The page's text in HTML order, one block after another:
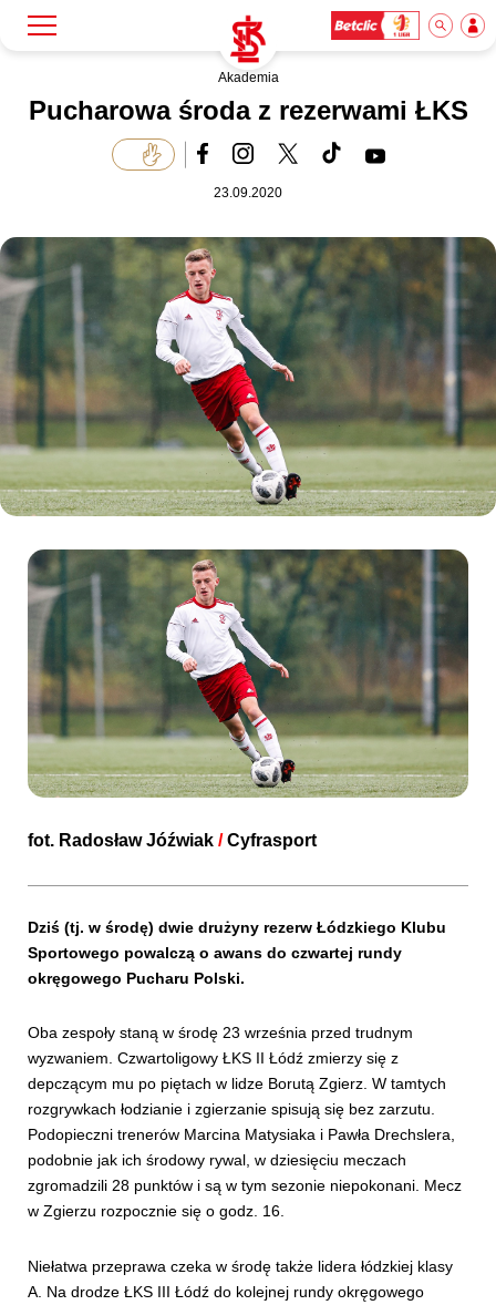
Klub
Bilety
Akademia
Biznes
Dla mediów
Kibice
Akademia
Pucharowa środa z rezerwami ŁKS
23.09.2020
fot. Radosław Jóźwiak /Cyfrasport
Dziś (tj. w środę) dwie drużyny rezerw Łódzkiego Klubu
Sportowego powalczą o awans do czwartej rundy
okręgowego Pucharu Polski.
Oba zespoły staną w środę 23 września przed trudnym
wyzwaniem. Czwartoligowy ŁKS II Łódź zmierzy się z
depczącym mu po piętach w lidze Borutą Zgierz. W tamtych
rozgrywkach łodzianie i zgierzanie spisują się bez zarzutu.
Podopieczni trenerów Marcina Matysiaka i Pawła Drechslera,
podobnie jak ich środowy rywal, w dziesięciu meczach
zgromadzili 28 punktów i są w tym sezonie niepokonani. Mecz
w Zgierzu rozpocznie się o godz. 16.
Niełatwa przeprawa czeka w środę także lidera łódzkiej klasy
A. Na drodze ŁKS III Łódź do kolejnej rundy okręgowego